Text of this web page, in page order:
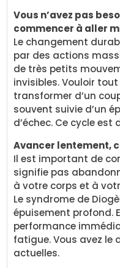
Vous n’avez pas
commencer à aller
Le changement
par des actions
de très petits
invisibles. Vouloir
transformer d’un
souvent suivie d’un
d’échec. Ce cycle
Avancer lentement,
Il est important de
signifie pas
à votre corps et à
Le syndrome de
épuisement profond.
performance
fatigue. Vous avez le
actuelles.